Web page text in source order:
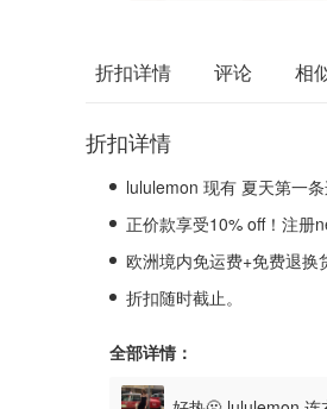
折扣详情 评论 相
折扣详情
lululemon 现有 夏天第一
正价款享受10% off！注册
欧洲境内免运费+免费退换
折扣随时截止。
全部详情：